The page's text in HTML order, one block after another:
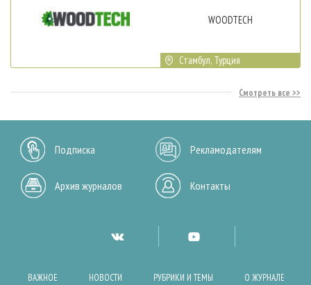
WOODTECH
Стамбул, Турция
Смотреть все
Подписка Рекламодателям
Архив журналов Контакты
ВАЖНОЕ НОВОСТИ РУБРИКИ И ТЕМЫ О ЖУРНАЛЕ